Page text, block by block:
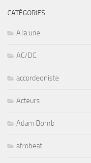
CATÉGORIES
A la une
AC/DC
accordeoniste
Acteurs
Adam Bomb
afrobeat